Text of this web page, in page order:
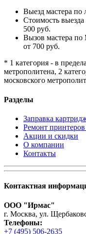
Выезд мастера по
Стоимость
500 руб.
Вызов мастера по
от 700 руб.
* 1 категория - в
метрополитена, 2
московского
Разделы
Заправка
Ремонт
Акции и скидки
О компании
Контакты
Контактная
ООО "Ирмас"
г. Москва, ул.
Телефоны:
+7 (495) 506-2635